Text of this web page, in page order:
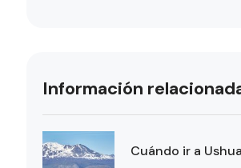
Información
Cuándo ir a